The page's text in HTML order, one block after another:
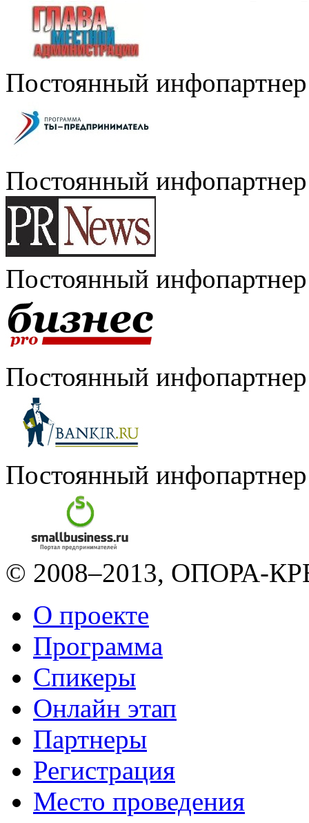
Постоянный инфопартнер
Постоянный инфопартнер
Постоянный инфопартнер
Постоянный инфопартнер
Постоянный инфопартнер
© 2008–2013, ОПОРА-
О проекте
Программа
Спикеры
Онлайн этап
Партнеры
Регистрация
Место проведения